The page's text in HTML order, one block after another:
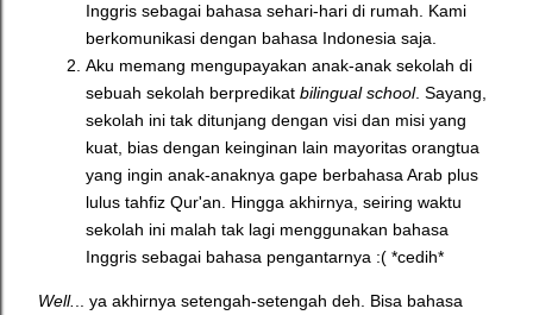
Inggris sebagai bahasa sehari-hari di rumah. Kami
berkomunikasi dengan bahasa Indonesia saja.
Aku memang mengupayakan anak-anak sekolah di
sebuah sekolah berpredikat bilingual school. Sayang,
sekolah ini tak ditunjang dengan visi dan misi yang
kuat, bias dengan keinginan lain mayoritas orangtua
yang ingin anak-anaknya gape berbahasa Arab plus
lulus tahfiz Qur'an. Hingga akhirnya, seiring waktu
sekolah ini malah tak lagi menggunakan bahasa
Inggris sebagai bahasa pengantarnya :( *cedih*
Well... ya akhirnya setengah-setengah deh. Bisa bahasa